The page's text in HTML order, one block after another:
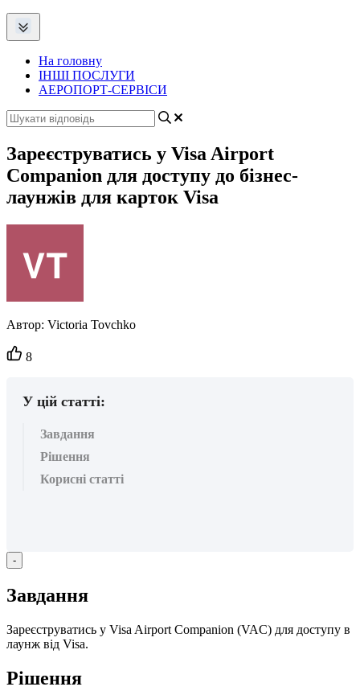
На головну
ІНШІ ПОСЛУГИ
АЕРОПОРТ-СЕРВІСИ
Зареєструватись у Visa Airport
Companion для доступу до бізнес-
лаунжів для карток Visa
Автор: Victoria Tovchko
Кількість
вподобайок:
8
У цій статті:
Завдання
Рішення
Корисні статті
-
Завдання
Зареєструватись у Visa Airport Companion (VAC) для доступу в
лаунж від Visa.
Рішення